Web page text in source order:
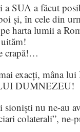
a SUA a făcut
și, în cele din
harta lumii a
crapă!…
exacți, mâna lui
DUMNEZEU!
sioniști nu ne-au
colaterali”, ne-